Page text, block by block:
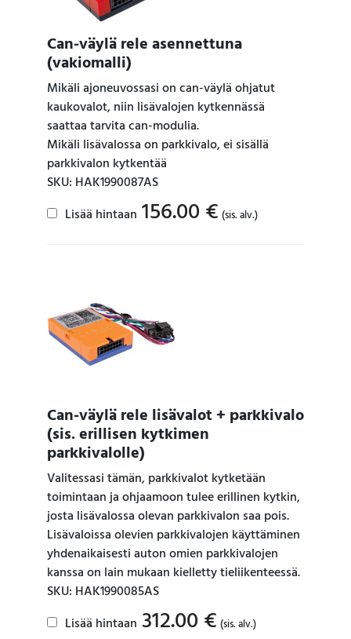
Can-väylä rele asennettuna
(vakiomalli)
Mikäli ajoneuvossasi on can-väylä ohjatut
kaukovalot, niin lisävalojen kytkennässä
saattaa tarvita can-modulia.
Mikäli lisävalossa on parkkivalo, ei sisällä
parkkivalon kytkentää
SKU: HAK1990087AS
Lisää hintaan 156.00 € (sis. alv.)
Can-väylä rele lisävalot + parkkivalo
(sis. erillisen kytkimen
parkkivalolle)
Valitessasi tämän, parkkivalot kytketään
toimintaan ja ohjaamoon tulee erillinen kytkin,
josta lisävalossa olevan parkkivalon saa pois.
Lisävaloissa olevien parkkivalojen käyttäminen
yhdenaikaisesti auton omien parkkivalojen
kanssa on lain mukaan kielletty tieliikenteessä.
SKU: HAK1990085AS
Lisää hintaan 312.00 € (sis. alv.)